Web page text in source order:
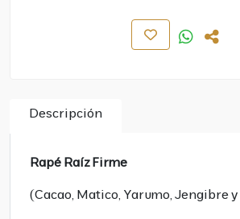
Descripción
Rapé Raíz Firme
(Cacao, Matico, Yarumo, Jengibre